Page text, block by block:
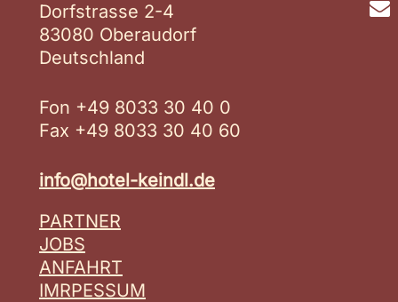
Dorfstrasse 2-4
83080 Oberaudorf
Deutschland
Fon +49 8033 30 40 0
Fax +49 8033 30 40 60
info@hotel-keindl.de
PARTNER
JOBS
ANFAHRT
IMRPESSUM